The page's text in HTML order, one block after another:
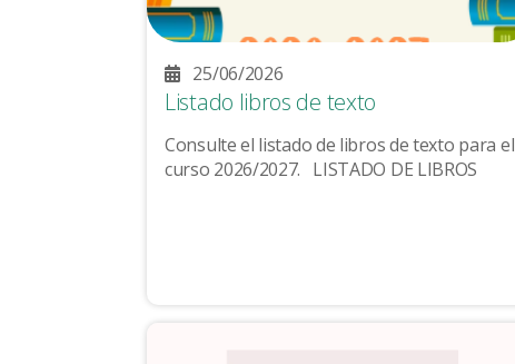
25/06/2026
Listado libros de texto
Consulte el listado de libros de texto para el
curso 2026/2027. LISTADO DE LIBROS